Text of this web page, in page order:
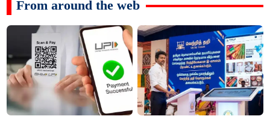
From around the web